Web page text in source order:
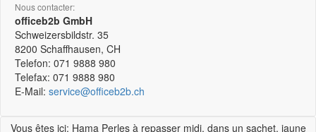
Nous contacter:
officeb2b GmbH
Schweizersbildstr. 35
8200 Schaffhausen, CH
Telefon: 071 9888 980
Telefax: 071 9888 980
E-Mail: service@officeb2b.ch
Vous êtes ici: Hama Perles à repasser midi, dans un sachet, jaune